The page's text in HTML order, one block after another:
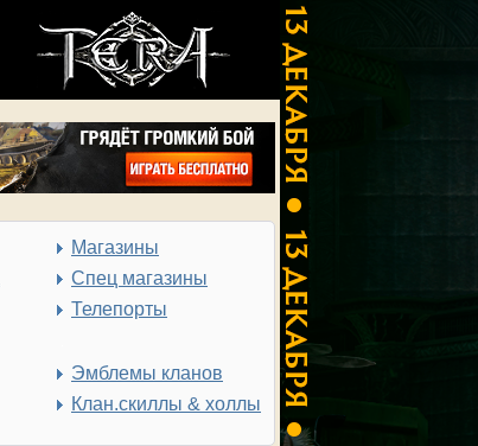
Магазины
Спец магазины
Телепорты
Эмблемы кланов
Клан.скиллы & холлы